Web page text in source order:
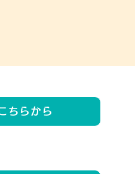
ちらから